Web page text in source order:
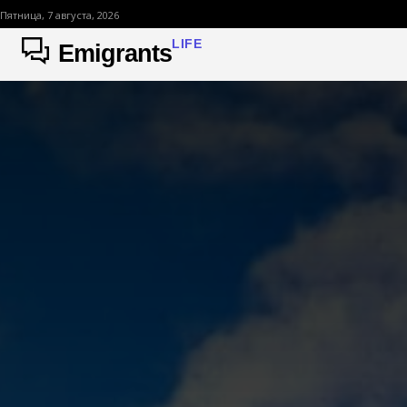
Пятница, 7 августа, 2026
EmigrantsLIFE